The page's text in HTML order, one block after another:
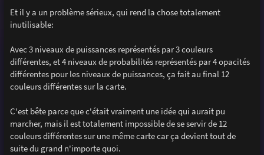
Et il y a un problème sérieux, qui rend la chose totalement
inutilisable:
Avec 3 niveaux de puissances représentés par 3 couleurs
différentes, et 4 niveaux de probabilités représentés par 4 opacités
différentes pour les niveaux de puissances, ça fait au final 12
couleurs différentes sur la carte.
C'est bête parce que c'était vraiment une idée qui aurait pu
marcher, mais il est totalement impossible de se servir de 12
couleurs différentes sur une même carte car ça devient tout de
suite du grand n'importe quoi.